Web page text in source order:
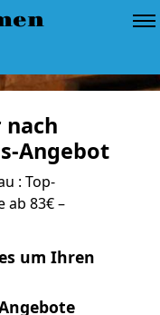
nach
Angebot
: Top-
ab 83€ –
um Ihren